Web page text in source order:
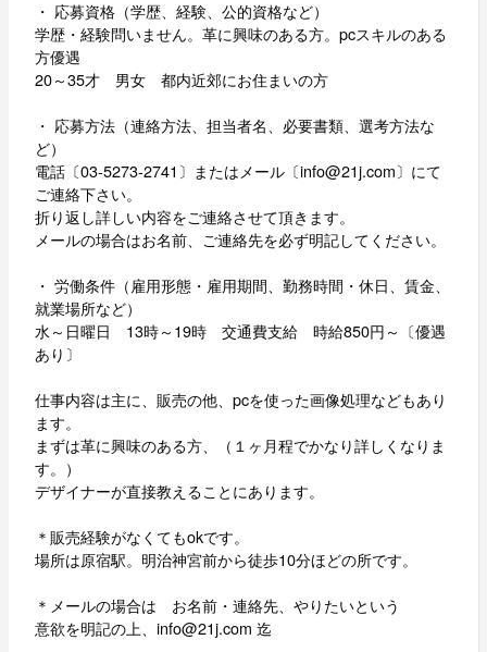
・ 応募資格（学歴、経験、公的資格など）
学歴・経験問いません。革に興味のある方。pcスキルのある
方優遇
20～35才 男女 都内近郊にお住まいの方
・ 応募方法（連絡方法、担当者名、必要書類、選考方法な
ど）
電話〔03-5273-2741〕またはメール〔info@21j.com〕にて
ご連絡下さい。
折り返し詳しい内容をご連絡させて頂きます。
メールの場合はお名前、ご連絡先を必ず明記してください。
・ 労働条件（雇用形態・雇用期間、勤務時間・休日、賃金、
就業場所など）
水～日曜日 13時～19時 交通費支給 時給850円～〔優遇
あり〕
仕事内容は主に、販売の他、pcを使った画像処理などもあり
ます。
まずは革に興味のある方、（１ヶ月程でかなり詳しくなりま
す。）
デザイナーが直接教えることにあります。
＊販売経験がなくてもokです。
場所は原宿駅。明治神宮前から徒歩10分ほどの所です。
＊メールの場合は お名前・連絡先、やりたいという
意欲を明記の上、info@21j.com 迄